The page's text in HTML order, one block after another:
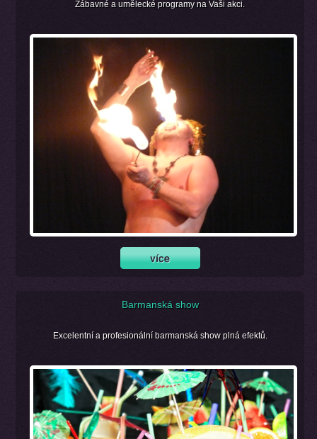
Zábavné a umělecké programy na Vaši akci.
Barmanská show
Excelentní a profesionální barmanská show plná efektů.